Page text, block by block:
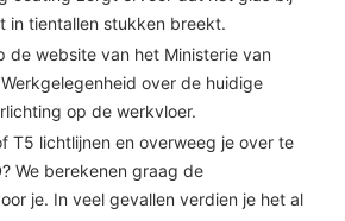
in tientallen stukken breekt.
de website van het Ministerie van
over de huidige
op de werkvloer.
T5 lichtlijnen en overweeg je over te
We berekenen graag de
je. In veel gevallen verdien je het al